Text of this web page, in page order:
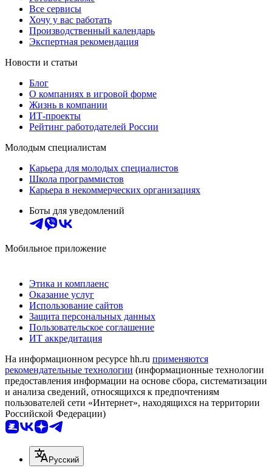
Все сервисы
Хочу у вас работать
Производственный календарь
Экспертная рекомендация
Новости и статьи
Блог
О компаниях в игровой форме
Жизнь в компании
ИТ-проекты
Рейтинг работодателей России
Молодым специалистам
Карьера для молодых специалистов
Школа программистов
Карьера в некоммерческих организациях
Боты для уведомлений
Мобильное приложение
Этика и комплаенс
Оказание услуг
Использование сайтов
Защита персональных данных
Пользовательское соглашение
ИТ аккредитация
На информационном ресурсе hh.ru применяются
рекомендательные технологии (информационные технологии
предоставления информации на основе сбора, систематизации
и анализа сведений, относящихся к предпочтениям
пользователей сети «Интернет», находящихся на территории
Российской Федерации)
Русский